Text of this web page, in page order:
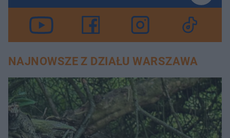
NAJNOWSZE Z DZIAŁU WARSZAWA